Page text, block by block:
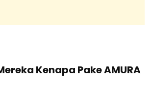
Kenapa Pake AMURA